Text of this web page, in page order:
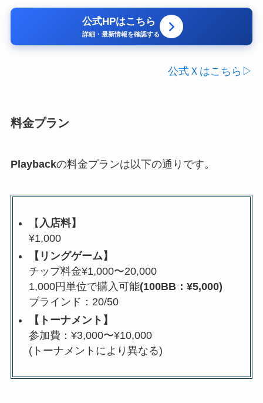
公式HPはこちら
詳細・最新情報を確認する
公式Ｘはこちら▷
料金プラン
Playbackの料金プランは以下の通りです。
【 入店料】
¥1,000
【リングゲーム】
チップ料金¥1,000〜20,000
1,000円単位で購入可能(100BB：¥5,000)
ブラインド：20/50
【トーナメント】
参加費：¥3,000〜¥10,000
(トーナメントにより異なる)